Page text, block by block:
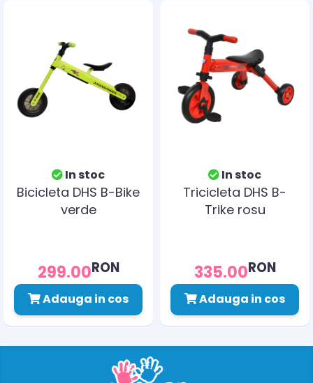
In stoc
Bicicleta DHS B-Bike
verde
299.00RON
Adauga in cos
In stoc
Tricicleta DHS B-
Trike rosu
335.00RON
Adauga in cos